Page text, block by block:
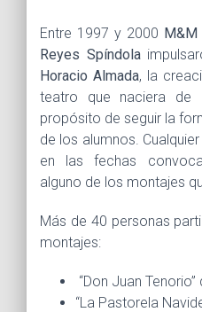
Entre 1997 y 2000 M&M
Reyes Spíndola
Horacio Almada, la
teatro que naciera de
propósito de seguir la
de los alumnos.
en las fechas
alguno de los montajes
Más de 40 personas
montajes:
“Don Juan
“La Pastorela